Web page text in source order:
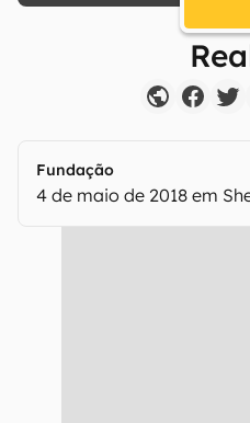
Fundação
4 de maio de 2018 em